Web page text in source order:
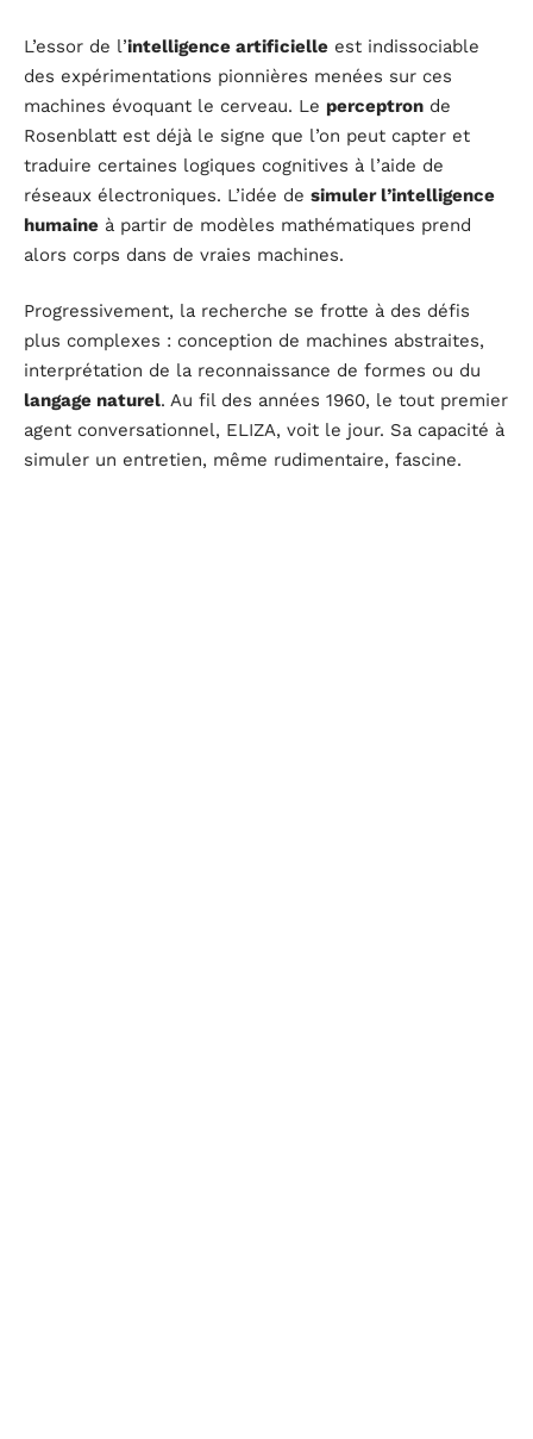
L’essor de l’intelligence artificielle est indissociable
des expérimentations pionnières menées sur ces
machines évoquant le cerveau. Le perceptron de
Rosenblatt est déjà le signe que l’on peut capter et
traduire certaines logiques cognitives à l’aide de
réseaux électroniques. L’idée de simuler l’intelligence
humaine à partir de modèles mathématiques prend
alors corps dans de vraies machines.
Progressivement, la recherche se frotte à des défis
plus complexes : conception de machines abstraites,
interprétation de la reconnaissance de formes ou du
langage naturel. Au fil des années 1960, le tout premier
agent conversationnel, ELIZA, voit le jour. Sa capacité à
simuler un entretien, même rudimentaire, fascine.